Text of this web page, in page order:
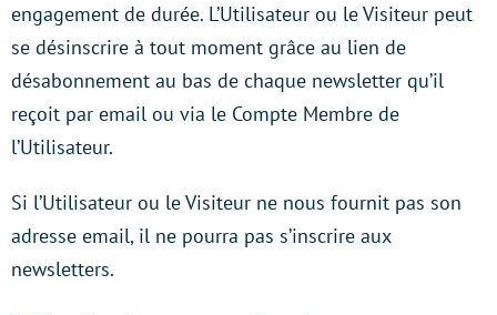
engagement de durée. L’Utilisateur ou le Visiteur peut
se désinscrire à tout moment grâce au lien de
désabonnement au bas de chaque newsletter qu’il
reçoit par email ou via le Compte Membre de
l’Utilisateur.
Si l’Utilisateur ou le Visiteur ne nous fournit pas son
adresse email, il ne pourra pas s’inscrire aux
newsletters.